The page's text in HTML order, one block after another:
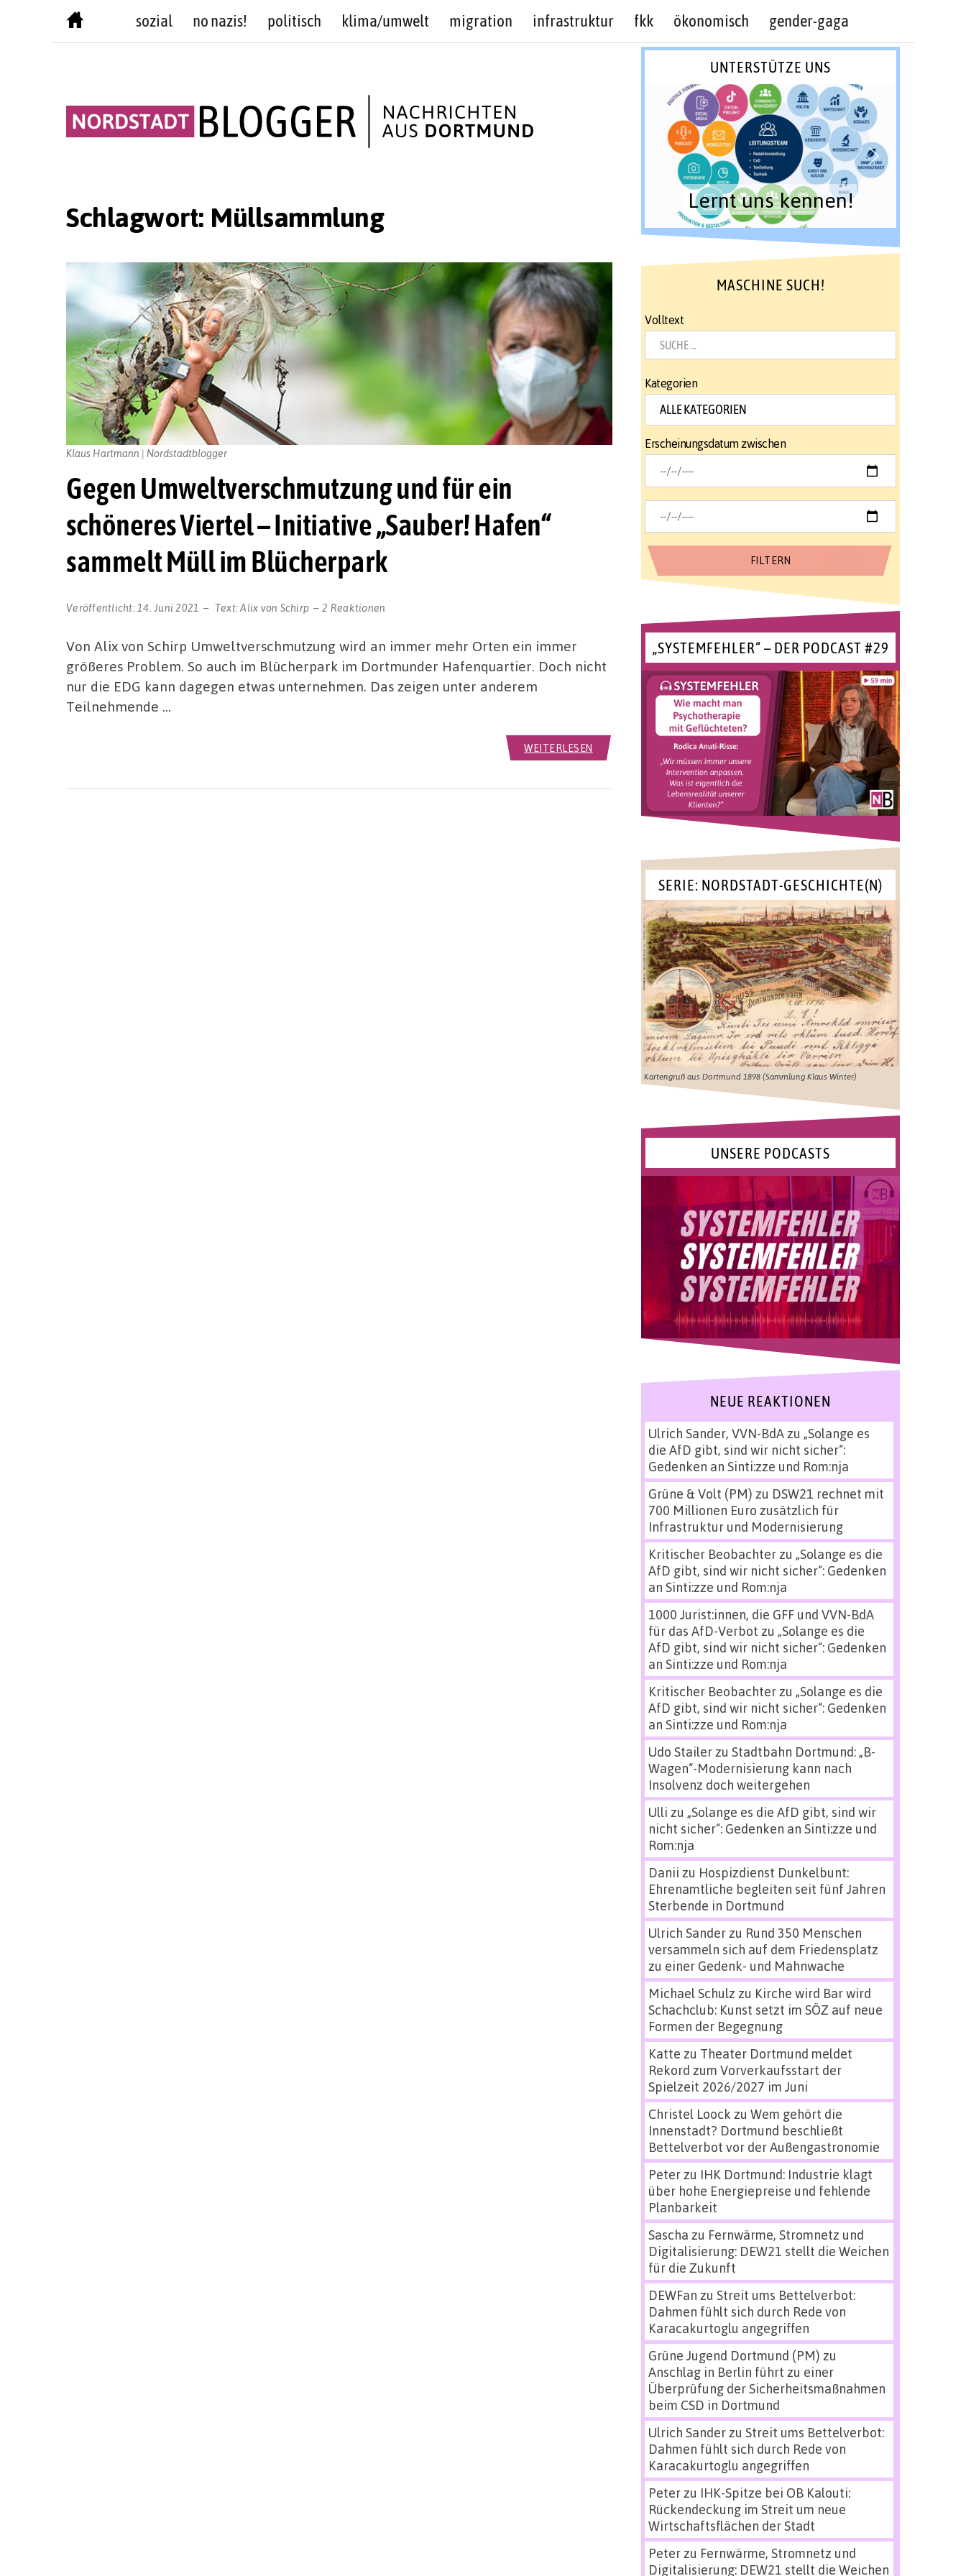
sozial no nazis! politisch klima/umwelt migration infrastruktur fkk ökonomisch gender-gaga
Schlagwort: Müllsammlung
Gegen Umweltverschmutzung und für ein
schöneres Viertel – Initiative „Sauber! Hafen“
sammelt Müll im Blücherpark
Veröffentlicht: 14. Juni 2021 Text:Alix von Schirp 2 Reaktionen
Klaus Hartmann | Nordstadtblogger
Von Alix von Schirp Umweltverschmutzung wird an immer mehr Orten ein immer
größeres Problem. So auch im Blücherpark im Dortmunder Hafenquartier. Doch nicht
nur die EDG kann dagegen etwas unternehmen. Das zeigen unter anderem
Teilnehmende …
WEITERLESEN
UNTERSTÜTZE UNS
Lernt uns kennen!
MASCHINE SUCH!
Volltext
Kategorien
Erscheinungsdatum zwischen
„SYSTEMFEHLER“ – DER PODCAST #29
SERIE: NORDSTADT-GESCHICHTE(N)
Kartengruß aus Dortmund 1898 (Sammlung Klaus Winter)
UNSERE PODCASTS
NEUE REAKTIONEN
Ulrich Sander, VVN-BdAzu „Solange es
die AfD gibt, sind wir nicht sicher“:
Gedenken an Sinti:zze und Rom:nja
Grüne & Volt (PM) zu DSW21 rechnet mit
700 Millionen Euro zusätzlich für
Infrastruktur und Modernisierung
Kritischer Beobachterzu „Solange es die
AfD gibt, sind wir nicht sicher“: Gedenken
an Sinti:zze und Rom:nja
1000 Jurist:innen, die GFF und VVN-BdA
für das AfD-Verbot zu „Solange es die
AfD gibt, sind wir nicht sicher“: Gedenken
an Sinti:zze und Rom:nja
Kritischer Beobachterzu „Solange es die
AfD gibt, sind wir nicht sicher“: Gedenken
an Sinti:zze und Rom:nja
Udo Stailerzu Stadtbahn Dortmund: „B-
Wagen“-Modernisierung kann nach
Insolvenz doch weitergehen
Ulli zu „Solange es die AfD gibt, sind wir
nicht sicher“: Gedenken an Sinti:zze und
Rom:nja
Danii zu Hospizdienst Dunkelbunt:
Ehrenamtliche begleiten seit fünf Jahren
Sterbende in Dortmund
Ulrich Sanderzu Rund 350 Menschen
versammeln sich auf dem Friedensplatz
zu einer Gedenk- und Mahnwache
Michael Schulz zu Kirche wird Bar wird
Schachclub: Kunst setzt im SÖZ auf neue
Formen der Begegnung
Katte zu Theater Dortmund meldet
Rekord zum Vorverkaufsstart der
Spielzeit 2026/2027 im Juni
Christel Loock zu Wem gehört die
Innenstadt? Dortmund beschließt
Bettelverbot vor der Außengastronomie
Peterzu IHK Dortmund: Industrie klagt
über hohe Energiepreise und fehlende
Planbarkeit
Sascha zu Fernwärme, Stromnetz und
Digitalisierung: DEW21 stellt die Weichen
für die Zukunft
DEWFan zu Streit ums Bettelverbot:
Dahmen fühlt sich durch Rede von
Karacakurtoglu angegriffen
Grüne Jugend Dortmund (PM) zu
Anschlag in Berlin führt zu einer
Überprüfung der Sicherheitsmaßnahmen
beim CSD in Dortmund
Ulrich Sanderzu Streit ums Bettelverbot:
Dahmen fühlt sich durch Rede von
Karacakurtoglu angegriffen
Peterzu IHK-Spitze bei OB Kalouti:
Rückendeckung im Streit um neue
Wirtschaftsflächen der Stadt
Peterzu Fernwärme, Stromnetz und
Digitalisierung: DEW21 stellt die Weichen